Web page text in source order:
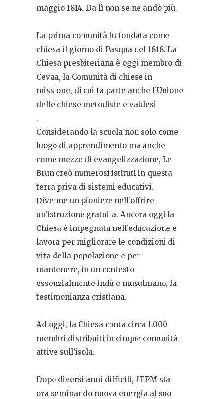
maggio 1814. Da lì non se ne andò più.
La prima comunità fu fondata come
chiesa il giorno di Pasqua del 1818. La
Chiesa presbiteriana è oggi membro di
Cevaa, la Comunità di chiese in
missione, di cui fa parte anche l’Unione
delle chiese metodiste e valdesi
.
Considerando la scuola non solo come
luogo di apprendimento ma anche
come mezzo di evangelizzazione, Le
Brun creò numerosi istituti in questa
terra priva di sistemi educativi.
Divenne un pioniere nell’offrire
un’istruzione gratuita. Ancora oggi la
Chiesa è impegnata nell’educazione e
lavora per migliorare le condizioni di
vita della popolazione e per
mantenere, in un contesto
essenzialmente indù e musulmano, la
testimonianza cristiana.
Ad oggi, la Chiesa conta circa 1.000
membri distribuiti in cinque comunità
attive sull’isola.
Dopo diversi anni difficili, l’EPM sta
ora seminando nuova energia al suo